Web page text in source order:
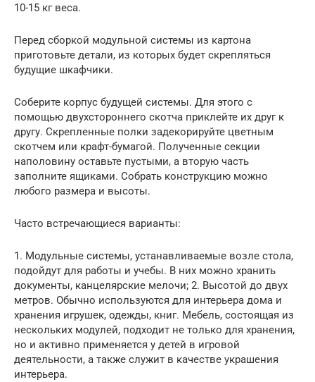
10-15 кг веса.
Перед сборкой модульной системы из картона
приготовьте детали, из которых будет скрепляться
будущие шкафчики.
Соберите корпус будущей системы. Для этого с
помощью двухстороннего скотча приклейте их друг к
другу. Скрепленные полки задекорируйте цветным
скотчем или крафт-бумагой. Полученные секции
наполовину оставьте пустыми, а вторую часть
заполните ящиками. Собрать конструкцию можно
любого размера и высоты.
Часто встречающиеся варианты:
1. Модульные системы, устанавливаемые возле стола,
подойдут для работы и учебы. В них можно хранить
документы, канцелярские мелочи; 2. Высотой до двух
метров. Обычно используются для интерьера дома и
хранения игрушек, одежды, книг. Мебель, состоящая из
нескольких модулей, подходит не только для хранения,
но и активно применяется у детей в игровой
деятельности, а также служит в качестве украшения
интерьера.